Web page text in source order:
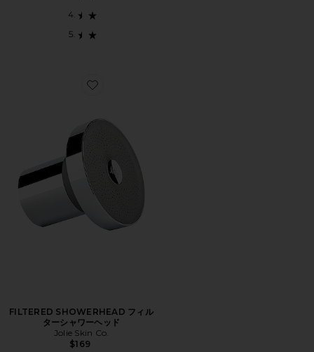
Favorite FILTERED SHOWERHEAD フィルターシャワ
FILTERED SHOWERHEAD フィル
ターシャワーヘッド
Jolie Skin Co.
$169